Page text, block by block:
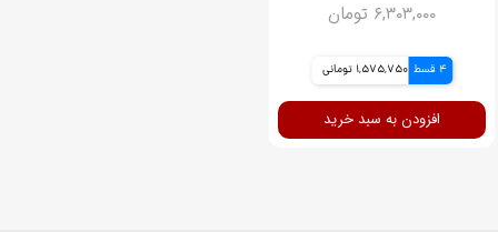
۶,۳۰۳,۰۰۰ تومان
4 قسط 1,575,750 تومانی
افزودن به سبد خرید